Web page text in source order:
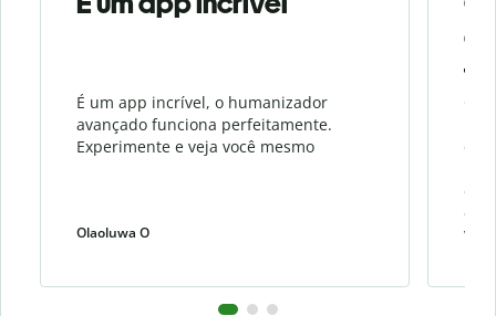
É um app incrível, o humanizador
avançado funciona perfeitamente.
Experimente e veja você mesmo
Olaoluwa O
O